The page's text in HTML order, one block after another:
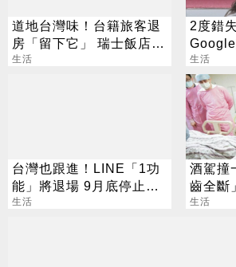
道地台灣味！台籍旅客退
房「留下它」 瑞士飯店員
工吃上癮
生活
2度錯
回應了
生活
台灣也跟進！LINE「1功
能」將退場 9月底停止服
務
生活
酒駕撞
齒全斷
建
生活